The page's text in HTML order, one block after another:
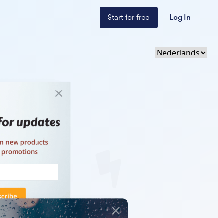
Start for free Log In